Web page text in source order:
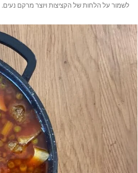
לשמור על הלחות של הקציצות ויוצר מרקם נעים.